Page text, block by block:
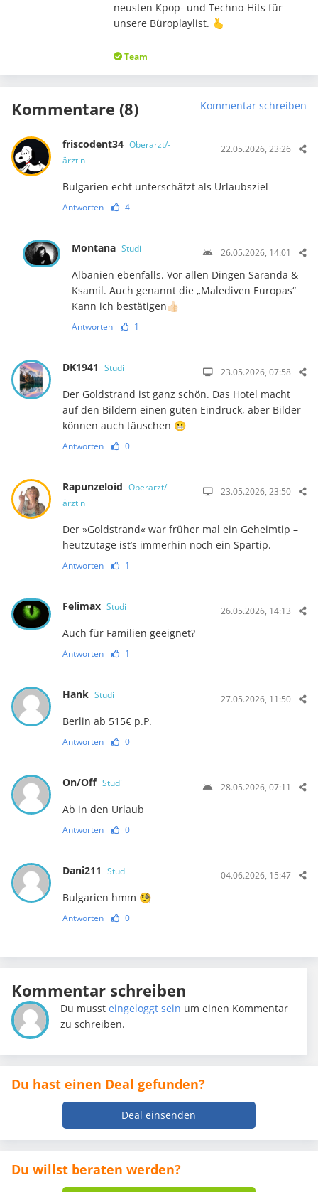
neusten Kpop- und Techno-Hits für
unsere Büroplaylist. 🫰
Team
Kommentare (8) Kommentar schreiben
friscodent34 Oberarzt/-
ärztin
22.05.2026, 23:26
Bulgarien echt unterschätzt als Urlaubsziel
Antworten 4
Montana Studi 26.05.2026, 14:01
Albanien ebenfalls. Vor allen Dingen Saranda &
Ksamil. Auch genannt die „Malediven Europas“
Kann ich bestätigen👍🏻
Antworten 1
DK1941 Studi 23.05.2026, 07:58
Der Goldstrand ist ganz schön. Das Hotel macht
auf den Bildern einen guten Eindruck, aber Bilder
können auch täuschen 😬
Antworten 0
Rapunzeloid Oberarzt/-
ärztin
23.05.2026, 23:50
Der »Goldstrand« war früher mal ein Geheimtip –
heutzutage ist’s immerhin noch ein Spartip.
Antworten 1
Felimax Studi 26.05.2026, 14:13
Auch für Familien geeignet?
Antworten 1
Hank Studi 27.05.2026, 11:50
Berlin ab 515€ p.P.
Antworten 0
On/Off Studi 28.05.2026, 07:11
Ab in den Urlaub
Antworten 0
Dani211 Studi 04.06.2026, 15:47
Bulgarien hmm 🧐
Antworten 0
Kommentar schreiben
Du mussteingeloggt sein um einen Kommentar
zu schreiben.
Du hast einen Deal gefunden?
Deal einsenden
Du willst beraten werden?